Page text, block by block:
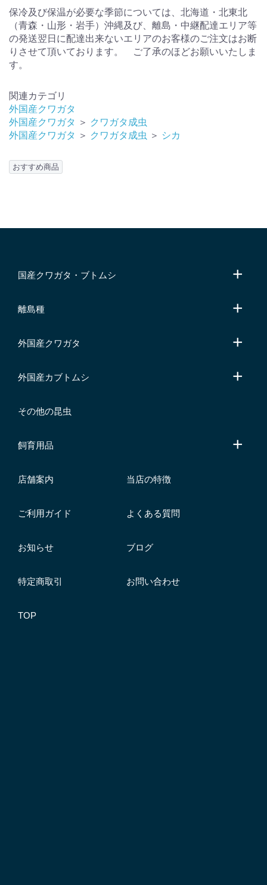
保冷及び保温が必要な季節については、北海道・北東北
（青森・山形・岩手）沖縄及び、離島・中継配達エリア等
の発送翌日に配達出来ないエリアのお客様のご注文はお断
りさせて頂いております。 ご了承のほどお願いいたしま
す。
関連カテゴリ
外国産クワガタ
外国産クワガタ ＞ クワガタ成虫
外国産クワガタ ＞ クワガタ成虫 ＞ シカ
おすすめ商品
国産クワガタ・ブトムシ
離島種
外国産クワガタ
外国産カブトムシ
その他の昆虫
飼育用品
店舗案内 当店の特徴
ご利用ガイド よくある質問
お知らせ ブログ
特定商取引 お問い合わせ
TOP